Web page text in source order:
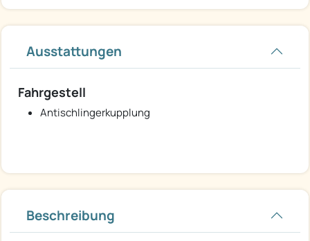
Ausstattungen
Fahrgestell
Antischlingerkupplung
Beschreibung